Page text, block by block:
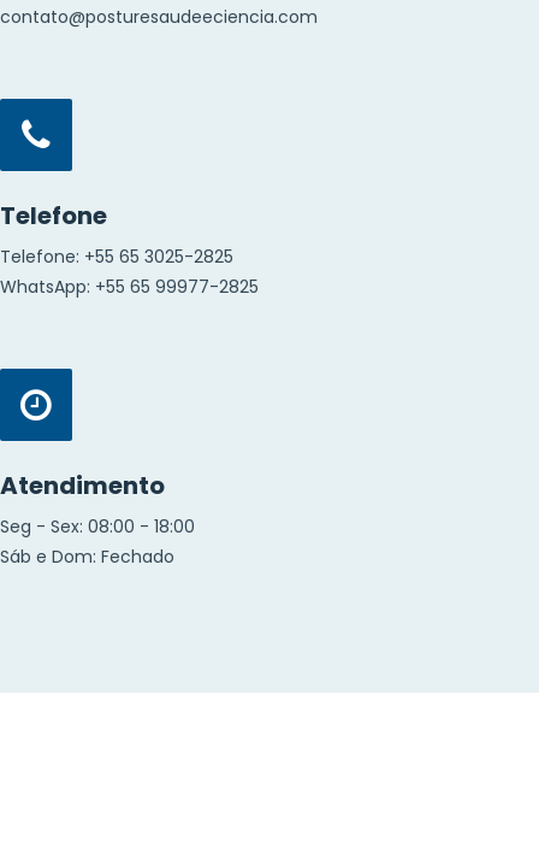
contato@posturesaudeeciencia.com
Telefone
Telefone: +55 65 3025-2825
WhatsApp: +55 65 99977-2825
Atendimento
Seg - Sex: 08:00 - 18:00
Sáb e Dom: Fechado